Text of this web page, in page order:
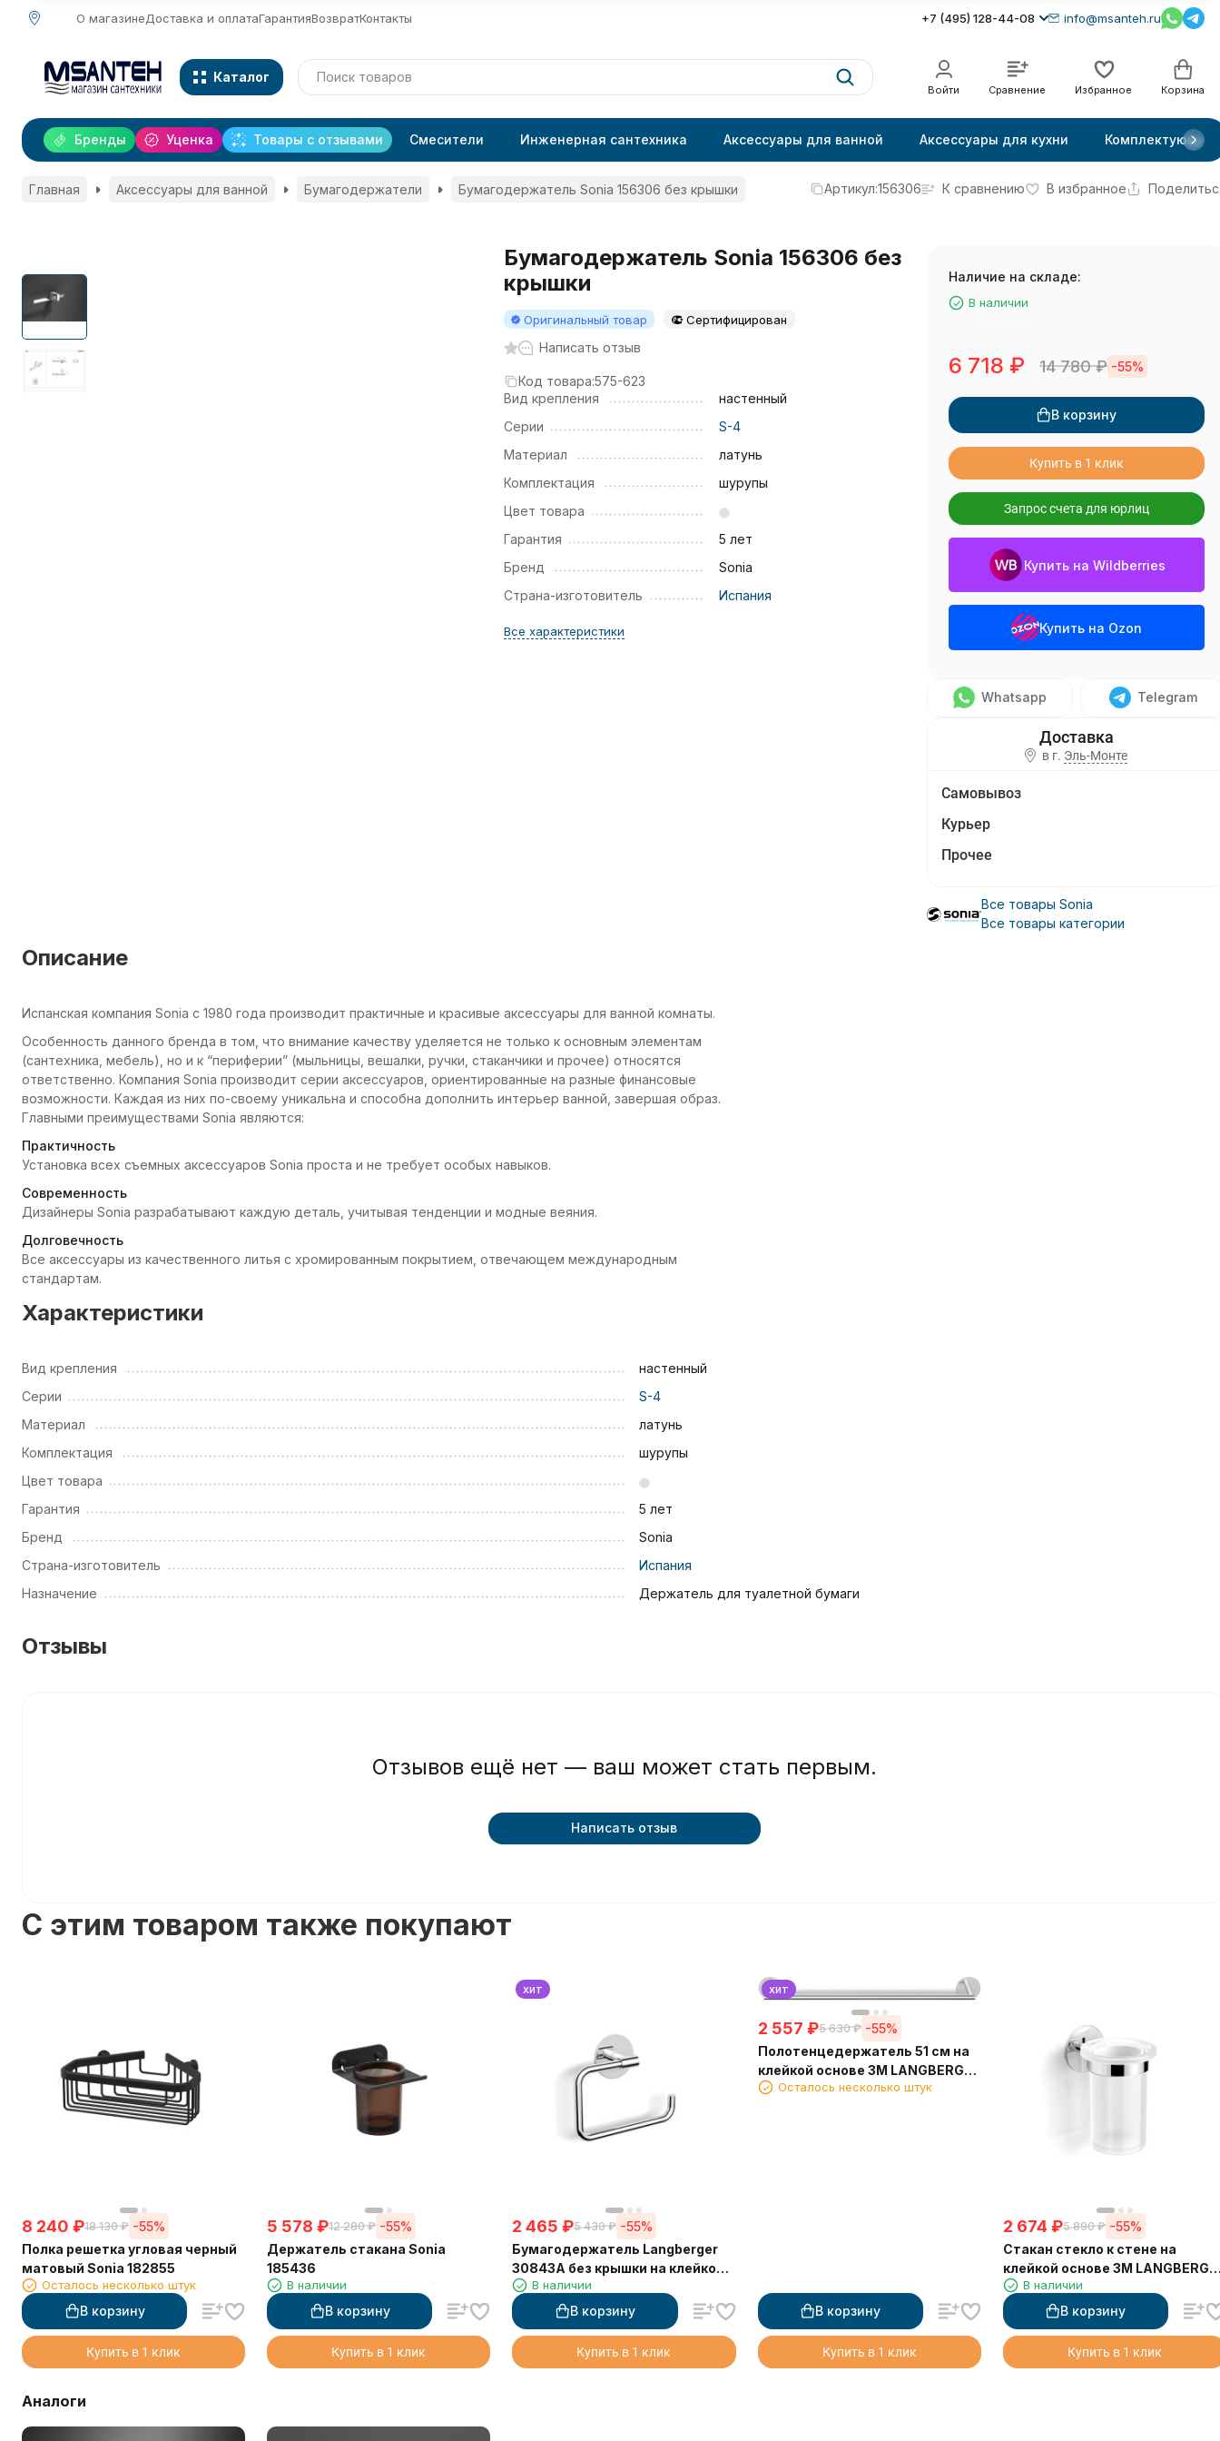
О магазинеДоставка и оплатаГарантияВозвратКонтакты +7 (495) 128-44-08 info@msanteh.ru
Каталог
Войти Сравнение Избранное Корзина
Уценка Товары с отзывами
Бренды Смесители Инженерная сантехника Аксессуары для ванной Аксессуары для кухни Комплектующие
Главная Аксессуары для ванной Бумагодержатели Бумагодержатель Sonia 156306 без крышки Артикул:156306 К сравнению В избранное
Бумагодержатель Sonia 156306 без
крышки
Оригинальный товар Сертифицирован
Написать отзыв
Код товара:575-623
Вид крепления
настенный
Серии
S-4
Материал
латунь
Комплектация
шурупы
Цвет товара
Гарантия
5 лет
Бренд
Sonia
Страна-изготовитель
Испания
Все характеристики
Наличие на складе:
В наличии
6 718 ₽ 14 780₽ -55%
В корзину
Купить в 1 клик
Запрос счета для юрлиц
Купить на Wildberries
Купить на Ozon
Whatsapp Telegram
в г. Эль-Монте
Самовывоз
Курьер
Прочее
Все товары Sonia
Все товары категории
Описание
Испанская компания Sonia с 1980 года производит практичные и красивые аксессуары для ванной комнаты.
Особенность данного бренда в том, что внимание качеству уделяется не только к основным элементам
(сантехника, мебель), но и к “периферии” (мыльницы, вешалки, ручки, стаканчики и прочее) относятся
ответственно. Компания Sonia производит серии аксессуаров, ориентированные на разные финансовые
возможности. Каждая из них по-своему уникальна и способна дополнить интерьер ванной, завершая образ.
Главными преимуществами Sonia являются:
Практичность
Установка всех съемных аксессуаров Sonia проста и не требует особых навыков.
Современность
Дизайнеры Sonia разрабатывают каждую деталь, учитывая тенденции и модные веяния.
Долговечность
Все аксессуары из качественного литья с хромированным покрытием, отвечающем международным
стандартам.
Характеристики
Вид крепления
настенный
Серии
S-4
Материал
латунь
Комплектация
шурупы
Цвет товара
Гарантия
5 лет
Бренд
Sonia
Страна-изготовитель
Испания
Назначение
Держатель для туалетной бумаги
Отзывы
Отзывов ещё нет — ваш может стать первым.
Написать отзыв
C этим товаром также покупают
8 240 ₽18 130 ₽ -55%
Полка решетка угловая черный
матовый Sonia 182855
Осталось несколько штук
В корзину
Купить в 1 клик
5 578 ₽12 280 ₽ -55%
Держатель стакана Sonia
185436
В наличии
В корзину
Купить в 1 клик
хит
2 465 ₽5 430 ₽ -55%
Бумагодержатель Langberger
30843A без крышки на клейкой
основе 3М
В наличии
В корзину
Купить в 1 клик
хит
2 557 ₽5 630 ₽ -55%
Полотенцедержатель 51 см на
клейкой основе 3М LANGBERGER
30801D
Осталось несколько штук
В корзину
Купить в 1 клик
2 674 ₽5 890 ₽ -55%
Стакан стекло к стене на
клейкой основе 3М
30811A
В наличии
В корзину
Купить в 1 клик
Аналоги